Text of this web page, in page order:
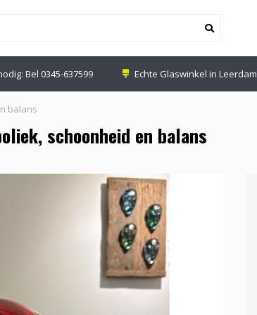
Bel 0345-637599 Echte Glaswinkel in Leerdam
balans
schoonheid en balans